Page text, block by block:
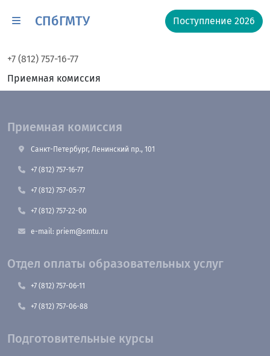
СПбГМТУ Поступление 2026
+7 (812) 757-16-77
Приемная комиссия
Приемная комиссия
Санкт-Петербург, Ленинский пр., 101
+7 (812) 757-16-77
+7 (812) 757-05-77
+7 (812) 757-22-00
e-mail: priem@smtu.ru
Отдел оплаты образовательных услуг
+7 (812) 757-06-11
+7 (812) 757-06-88
Подготовительные курсы